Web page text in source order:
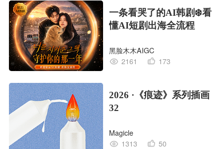
一条看哭了的AI韩剧❄️看
懂AI短剧出海全流程
黑脸木木AIGC
2161
173
2026 ·《痕迹》系列插画
32
Magicle
1313
50